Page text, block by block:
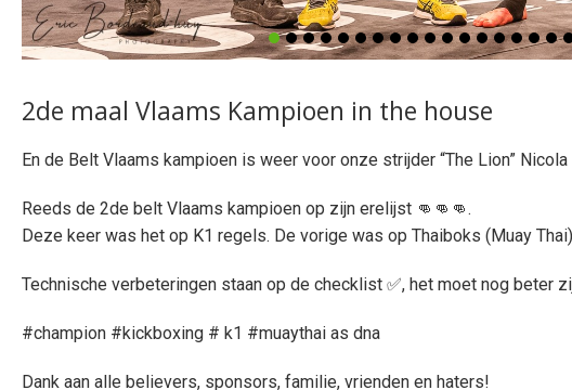
2de maal Vlaams Kampioen in the house
En de Belt Vlaams kampioen is weer voor onze strijder “The Lion” Nicola
Reeds de 2de belt Vlaams kampioen op zijn erelijst 👊👊👊.
Deze keer was het op K1 regels. De vorige was op Thaiboks (Muay Thai)
Technische verbeteringen staan ​​op de checklist ✅, het moet nog beter
#champion #kickboxing # k1 #muaythai as dna
Dank aan alle believers, sponsors, familie, vrienden en haters!
Ninove SuperFight – Kickboksen &
Muaythai Gala Liam kwam eerst aan
Voor eerst naar het hoofd mogen
werken. Wat gewoon worden. Enorme
2023 Zwevegem –
Bronskigym –
Battle Arena – Zwevegem Op 11
maart 2023 trokken we naar Battle